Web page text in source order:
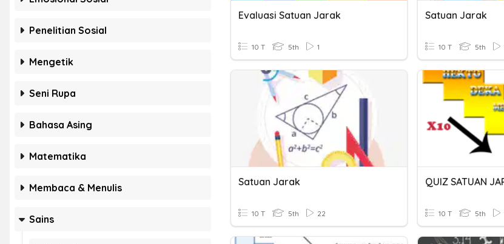
Penelitian Sosial
Mengetik
Seni Rupa
Bahasa Asing
Matematika
Membaca & Menulis
Sains
Evaluasi Satuan Jarak
10 T 5th 1
Satuan Jarak
10 T 5th
Satuan Jarak
10 T 5th 22
QUIZ SATUAN
10 T 5th